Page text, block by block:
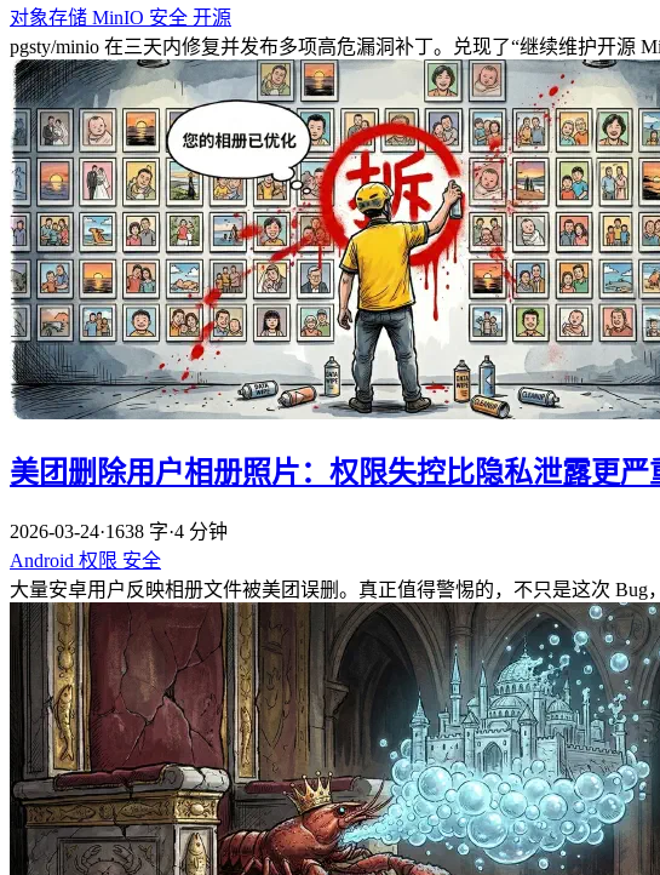
对象存储 MinIO 安全 开源
pgsty/minio 在三天内修复并发布多项高危漏洞补丁。兑现了“继续维护开源
美团删除用户相册照片：权限失控比隐私泄露更严
2026-03-24·1638 字·4 分钟
Android 权限 安全
大量安卓用户反映相册文件被美团误删。真正值得警惕的，不只是这次